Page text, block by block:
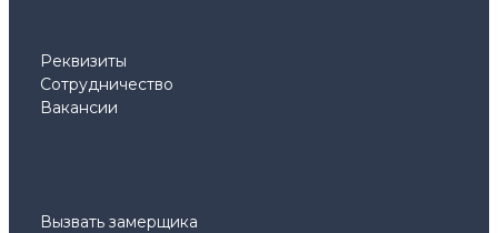
Реквизиты
Сотрудничество
Вакансии
Вызвать замерщика